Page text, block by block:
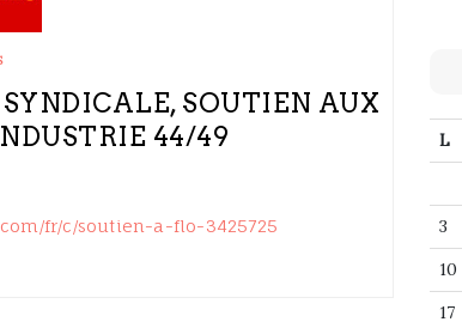
SOUTIEN AUX
44/49
fr/c/soutien-a-flo-3425725
L
3
10
17